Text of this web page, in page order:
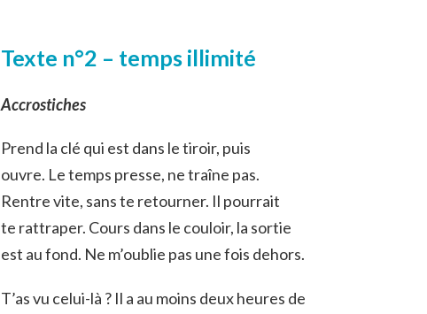
Texte n°2 – temps illimité
Accrostiches
Prend la clé qui est dans le tiroir, puis
ouvre. Le temps presse, ne traîne pas.
Rentre vite, sans te retourner. Il pourrait
te rattraper. Cours dans le couloir, la sortie
est au fond. Ne m’oublie pas une fois dehors.
T’as vu celui-là ? Il a au moins deux heures de